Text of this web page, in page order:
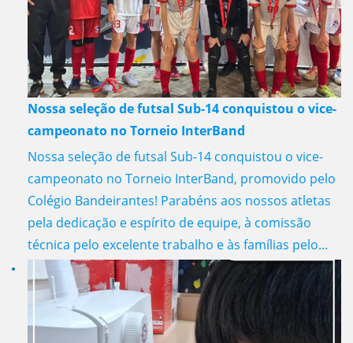
Nossa seleção de futsal Sub-14 conquistou o vice-
campeonato no Torneio InterBand
Nossa seleção de futsal Sub-14 conquistou o vice-
campeonato no Torneio InterBand, promovido pelo
Colégio Bandeirantes! Parabéns aos nossos atletas
pela dedicação e espírito de equipe, à comissão
técnica pelo excelente trabalho e às famílias pelo...